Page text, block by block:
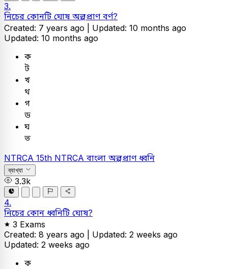
3.
নিচের কোনটি ঘোষ অল্পপ্রাণ বর্ণ?
Created: 7 years ago | Updated: 10 months ago
Updated: 10 months ago
ক
ট
খ
থ
গ
ড
ঘ
ভ
NTRCA 15th NTRCA বাংলা অল্পপ্রাণ ধ্বনি
ব্যাখ্যা
3.3k
4.
নিচের কোন ধ্বনিটি ঘোষ?
3 Exams
Created: 8 years ago | Updated: 2 weeks ago
Updated: 2 weeks ago
ক